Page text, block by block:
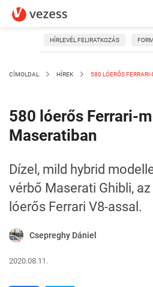
HÍRLEVÉL FELIRATKOZÁS
CÍMOLDAL HÍREK 580 LÓERŐS FERRARI-
580 lóerős Ferrari-
Maseratiban
Dízel, mild hybrid
vérbő Maserati Ghibli,
lóerős Ferrari V8-assal.
Csepreghy Dániel
2020.08.11.